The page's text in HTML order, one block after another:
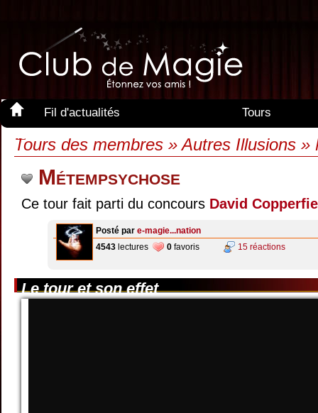
Fil d'actualités
Tours
Membres
Tours des membres » Autres Illusions »
Métempsychose
Ce tour fait parti du concours David
Posté par e-magie...nation
4543 lectures 0 favoris 15 réactions
Le tour et son effet